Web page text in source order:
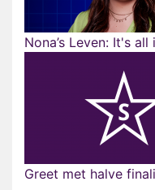
Nona’s Leven: It's all
Greet met halve